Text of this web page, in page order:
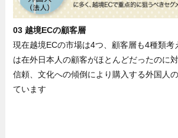
03 越境ECの顧客層
現在越境ECの市場は4つ、顧客層も4種類考
は在外日本人の顧客がほとんどだったのに
信頼、文化への傾倒により購入する外国人
ています